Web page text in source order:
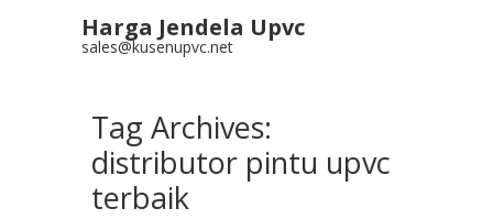
Harga Jendela Upvc
sales@kusenupvc.net
Tag Archives:
distributor pintu upvc
terbaik